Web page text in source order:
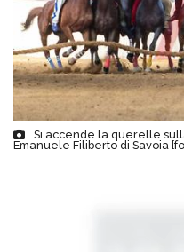
Si accende la querelle
Emanuele Filiberto di Savoia